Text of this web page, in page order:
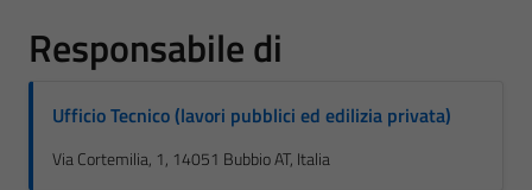
Responsabile di
Ufficio Tecnico (lavori pubblici ed edilizia privata)
Via Cortemilia, 1, 14051 Bubbio AT, Italia